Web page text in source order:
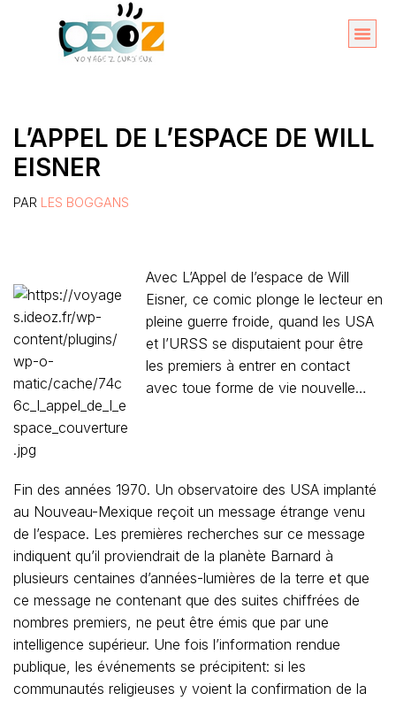
L’APPEL DE L’ESPACE DE WILL
EISNER
PAR LES BOGGANS
Avec L’Appel de l’espace de Will
Eisner, ce comic plonge le lecteur en
pleine guerre froide, quand les USA
et l’URSS se disputaient pour être
les premiers à entrer en contact
avec toue forme de vie nouvelle…
Fin des années 1970. Un observatoire des USA implanté
au Nouveau-Mexique reçoit un message étrange venu
de l’espace. Les premières recherches sur ce message
indiquent qu’il proviendrait de la planète Barnard à
plusieurs centaines d’années-lumières de la terre et que
ce message ne contenant que des suites chiffrées de
nombres premiers, ne peut être émis que par une
intelligence supérieur. Une fois l’information rendue
publique, les événements se précipitent: si les
communautés religieuses y voient la confirmation de la